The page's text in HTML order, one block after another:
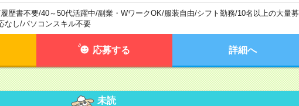
履歴書不要/40～50代活躍中/副業・WワークOK/服装自由/シフト勤務/10名以上の大量募
なし/パソコンスキル不要
応募する 詳細へ
未読